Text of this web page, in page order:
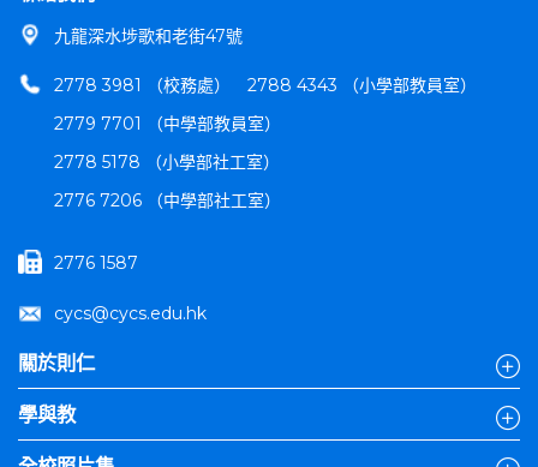
九龍深水埗歌和老街47號
2778 3981 （校務處）
2788 4343 （小學部教員室）
2779 7701 （中學部教員室）
2778 5178 （小學部社工室）
2776 7206 （中學部社工室）
2776 1587
cycs@cycs.edu.hk
關於則仁
學與教